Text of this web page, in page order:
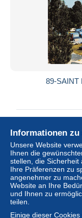
89-SAINT
Neu
Informationen zu
Unsere Website
Ihnen die
stellen, die Sicherheit
Ihre Präferenzen zu
angenehmer zu
Website an Ihre
und Ihnen zu
teilen.
Einige dieser